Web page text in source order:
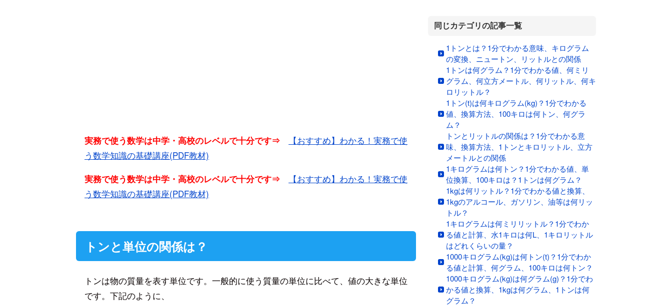
実務で使う数学は中学・高校のレベルで十分です⇒
【おすすめ】わかる！実務で使
う数学知識の基礎講座(PDF教材)
実務で使う数学は中学・高校のレベルで十分です⇒
【おすすめ】わかる！実務で使
う数学知識の基礎講座(PDF教材)
トンと単位の関係は？
トンは物の質量を表す単位です。一般的に使う質量の単位に比べて、値の大きな単位
です。下記のように、
同じカテゴリの記事一覧
1トンとは？1分でわかる意味、キログラム
の変換、ニュートン、リットルとの関係
1トンは何グラム？1分でわかる値、何ミリ
グラム、何立方メートル、何リットル、何キ
ロリットル？
1トン(t)は何キログラム(kg)？1分でわかる
値、換算方法、100キロは何トン、何グラ
ム？
トンとリットルの関係は？1分でわかる意
味、換算方法、1トンとキロリットル、立方
メートルとの関係
1キログラムは何トン？1分でわかる値、単
位換算、100キロは？1トンは何グラム？
1kgは何リットル？1分でわかる値と換算、
1kgのアルコール、ガソリン、油等は何リッ
トル？
1キログラムは何ミリリットル？1分でわか
る値と計算、水1キロは何L、1キロリットル
はどれくらいの量？
1000キログラム(kg)は何トン(t)？1分でわか
る値と計算、何グラム、100キロは何トン？
1000キログラム(kg)は何グラム(g)？1分でわ
かる値と換算、1kgは何グラム、1トンは何
グラム？